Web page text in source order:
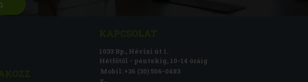
1033 Bp., Hévízi út 1.
Hétfőtől - péntekig, 10-14 óráig
Mobil:+36 (30) 506-0483